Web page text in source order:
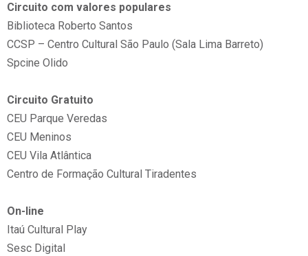
Circuito com valores populares
Biblioteca Roberto Santos
CCSP – Centro Cultural São Paulo (Sala Lima Barreto)
Spcine Olido
Circuito Gratuito
CEU Parque Veredas
CEU Meninos
CEU Vila Atlântica
Centro de Formação Cultural Tiradentes
On-line
Itaú Cultural Play
Sesc Digital